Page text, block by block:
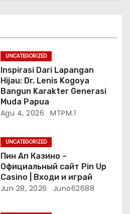
UNCATEGORIZED
Inspirasi Dari Lapangan
Hijau: Dr. Lenis Kogoya
Bangun Karakter Generasi
Muda Papua
Agu 4, 2026 MTPM.1
UNCATEGORIZED
Пин Ап Казино –
Официальный сайт Pin Up
Casino | Входи и играй
Jun 28, 2026 Juno62688